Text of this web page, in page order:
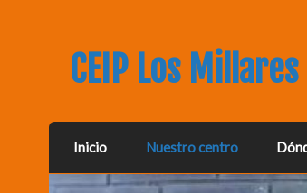
CEIP Los Millares
Inicio Nuestro centro